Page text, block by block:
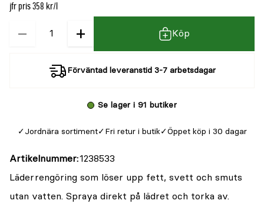
jfr pris 358 kr/l
−
Kvantitet + Köp
Förväntad leveranstid 3-7 arbetsdagar
Se lager i 91 butiker
Jordnära sortiment Fri retur i butik Öppet köp i 30 dagar
Artikelnummer 1238533
Läderrengöring som löser upp fett, svett och smuts
utan vatten. Spraya direkt på lädret och torka av.